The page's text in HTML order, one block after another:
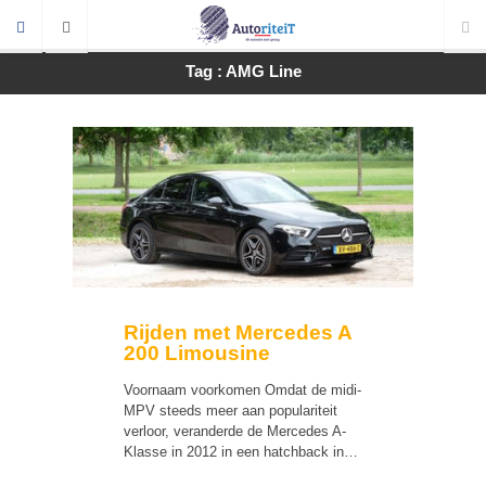
Tag : AMG Line
Rijden met Mercedes A
200 Limousine
Voornaam voorkomen Omdat de midi-
MPV steeds meer aan populariteit
verloor, veranderde de Mercedes A-
Klasse in 2012 in een hatchback in…